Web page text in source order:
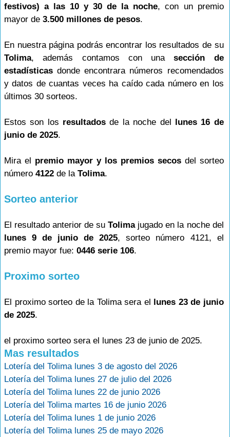
festivos) a las 10 y 30 de la noche, con un premio
mayor de 3.500 millones de pesos.
En nuestra página podrás encontrar los resultados de su
Tolima, además contamos con unasección de
estadísticas donde encontrara números recomendados
y datos de cuantas veces ha caído cada número en los
últimos 30 sorteos.
Estos son los resultados de la noche del lunes 16 de
junio de 2025.
Mira el premio mayor y los premios secosdel sorteo
número 4122 de la Tolima.
Sorteo anterior
El resultado anterior de suTolimajugado en la noche del
lunes 9 de junio de 2025, sorteo número 4121, el
premio mayor fue: 0446 serie 106.
Proximo sorteo
El proximo sorteo de la Tolima sera el lunes 23 de junio
de 2025.
el proximo sorteo sera el lunes 23 de junio de 2025.
Mas resultados
Lotería del Tolima lunes 3 de agosto del 2026
Lotería del Tolima lunes 27 de julio del 2026
Lotería del Tolima lunes 22 de junio 2026
Lotería del Tolima martes 16 de junio 2026
Lotería del Tolima lunes 1 de junio 2026
Lotería del Tolima lunes 25 de mayo 2026